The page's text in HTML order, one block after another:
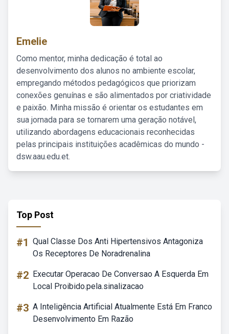
Emelie
Como mentor, minha dedicação é total ao
desenvolvimento dos alunos no ambiente escolar,
empregando métodos pedagógicos que priorizam
conexões genuínas e são alimentados por criatividade
e paixão. Minha missão é orientar os estudantes em
sua jornada para se tornarem uma geração notável,
utilizando abordagens educacionais reconhecidas
pelas principais instituições acadêmicas do mundo -
dsw.aau.edu.et.
Top Post
#1 Qual Classe Dos Anti Hipertensivos Antagoniza
Os Receptores De Noradrenalina
#2 Executar Operacao De Conversao A Esquerda Em
Local Proibido.pela.sinalizacao
#3 A Inteligência Artificial Atualmente Está Em Franco
Desenvolvimento Em Razão